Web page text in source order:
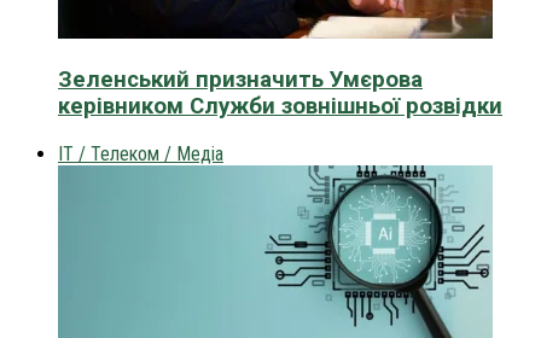
Зеленський призначить Умєрова
керівником Служби зовнішньої розвідки
IT / Телеком / Медіа